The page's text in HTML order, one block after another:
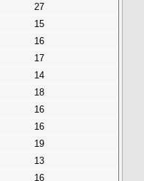
27
15
16
17
14
18
16
16
19
13
16